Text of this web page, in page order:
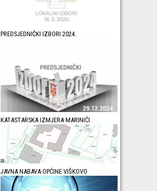
PREDSJEDNIČKI IZBORI 2024.
KATASTARSKA IZMJERA MARINIĆI
JAVNA NABAVA OPĆINE VIŠKOVO